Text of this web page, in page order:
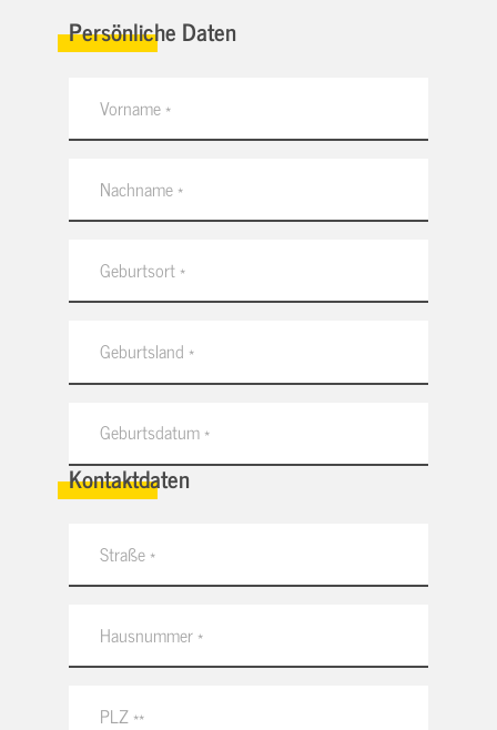
Persönliche Daten
Kontaktdaten